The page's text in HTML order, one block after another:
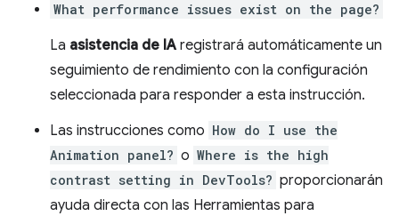
What performance issues exist on the page?
La asistencia de IA registrará automáticamente un
seguimiento de rendimiento con la configuración
seleccionada para responder a esta instrucción.
Las instrucciones como How do I use the
Animation panel? o Where is the high
contrast setting in DevTools? proporcionarán
ayuda directa con las Herramientas para